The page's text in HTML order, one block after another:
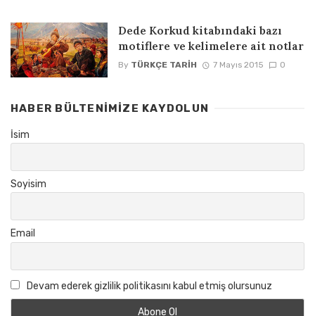
Dede Korkud kitabındaki bazı
motiflere ve kelimelere ait notlar
By TÜRKÇE TARIH 7 Mayıs 2015 0
HABER BÜLTENIMIZE KAYDOLUN
İsim
Soyisim
Email
Devam ederek gizlilik politikasını kabul etmiş olursunuz